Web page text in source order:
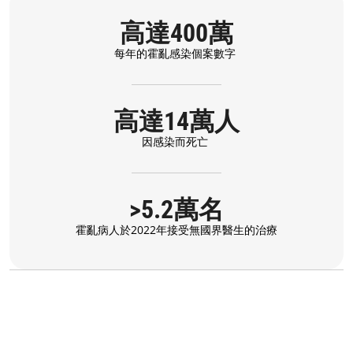
高達400萬​
每年的霍亂感染個案數字
高達14萬人
因感染而死亡
>5.2萬名
霍亂病人於2022年接受無國界醫生的治療